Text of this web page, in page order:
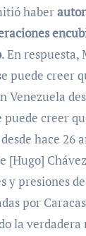
haber
. En
puede creer
Venezuela
puede creer
hace 26
[Hugo]
y presiones
por
la verdadera